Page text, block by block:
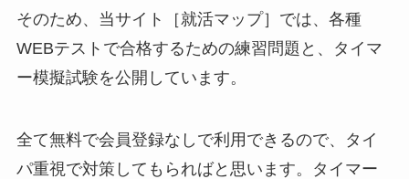
そのため、当サイト［就活マップ］では、各種
WEBテストで合格するための練習問題と、タイマ
ー模擬試験を公開しています。
全て無料で会員登録なしで利用できるので、タイ
パ重視で対策してもらればと思います。タイマー